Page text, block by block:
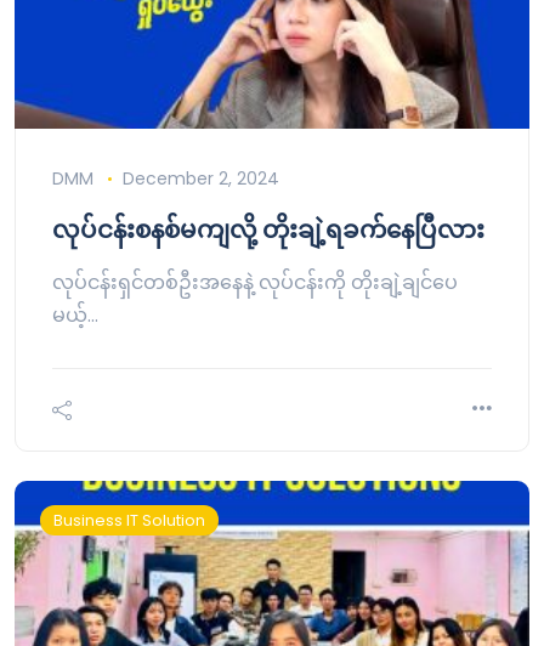
DMM December 2, 2024
လုပ်ငန်းစနစ်မကျလို့ တိုးချဲ့ရခက်နေပြီလား
လုပ်ငန်းရှင်တစ်ဦးအနေနဲ့ လုပ်ငန်းကို တိုးချဲ့ချင်ပေ
မယ့်…
Business IT Solution